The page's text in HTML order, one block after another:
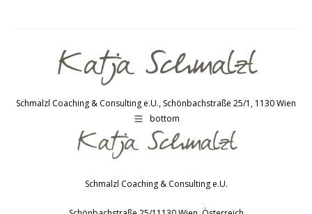
Schmalzl Coaching & Consulting e.U., Schönbachstraße 25/1, 1130 Wien
bottom
Schmalzl Coaching & Consulting e.U.